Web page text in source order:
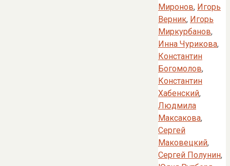
Миронов, Игорь
Верник, Игорь
Миркурбанов,
Инна Чурикова,
Константин
Богомолов,
Константин
Хабенский,
Людмила
Максакова,
Сергей
Маковецкий,
Сергей Полунин,